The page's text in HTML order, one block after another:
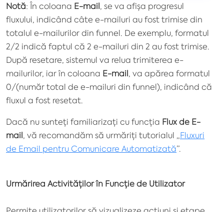
Notă: În coloana E-mail, se va afișa progresul
fluxului, indicând câte e-mailuri au fost trimise din
totalul e-mailurilor din funnel. De exemplu, formatul
2/2 indică faptul că 2 e-mailuri din 2 au fost trimise.
După resetare, sistemul va relua trimiterea e-
mailurilor, iar în coloana E-mail, va apărea formatul
0/(număr total de e-mailuri din funnel), indicând că
fluxul a fost resetat.
Dacă nu sunteți familiarizați cu funcția Flux de E-
mail, vă recomandăm să urmăriți tutorialul „ Fluxuri
de Email pentru Comunicare Automatizată”.
Urmărirea Activităților în Funcție de Utilizator